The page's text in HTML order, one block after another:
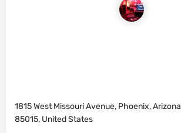
1815 West Missouri Avenue, Phoenix, Arizona
85015, United States